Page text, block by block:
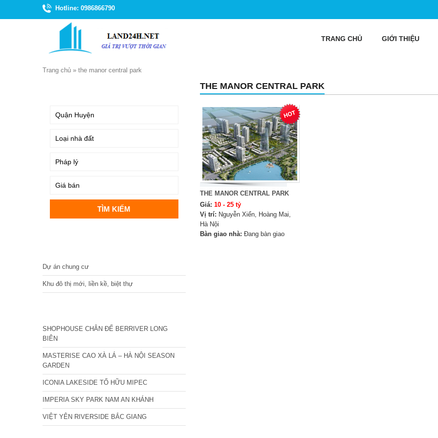
Hotline: 0986866790
TRANG CHỦ GIỚI THIỆU
Trang chủ » the manor central park
THE MANOR CENTRAL PARK
THE MANOR CENTRAL PARK
Giá: 10 - 25 tỷ
Vị trí: Nguyễn Xiển, Hoàng Mai,
Hà Nội
Bàn giao nhà: Đang bàn giao
Dự án chung cư
Khu đô thị mới, liền kề, biệt thự
SHOPHOUSE CHÂN ĐẾ BERRIVER LONG
BIÊN
MASTERISE CAO XÀ LÁ – HÀ NỘI SEASON
GARDEN
ICONIA LAKESIDE TỐ HỮU MIPEC
IMPERIA SKY PARK NAM AN KHÁNH
VIỆT YÊN RIVERSIDE BẮC GIANG